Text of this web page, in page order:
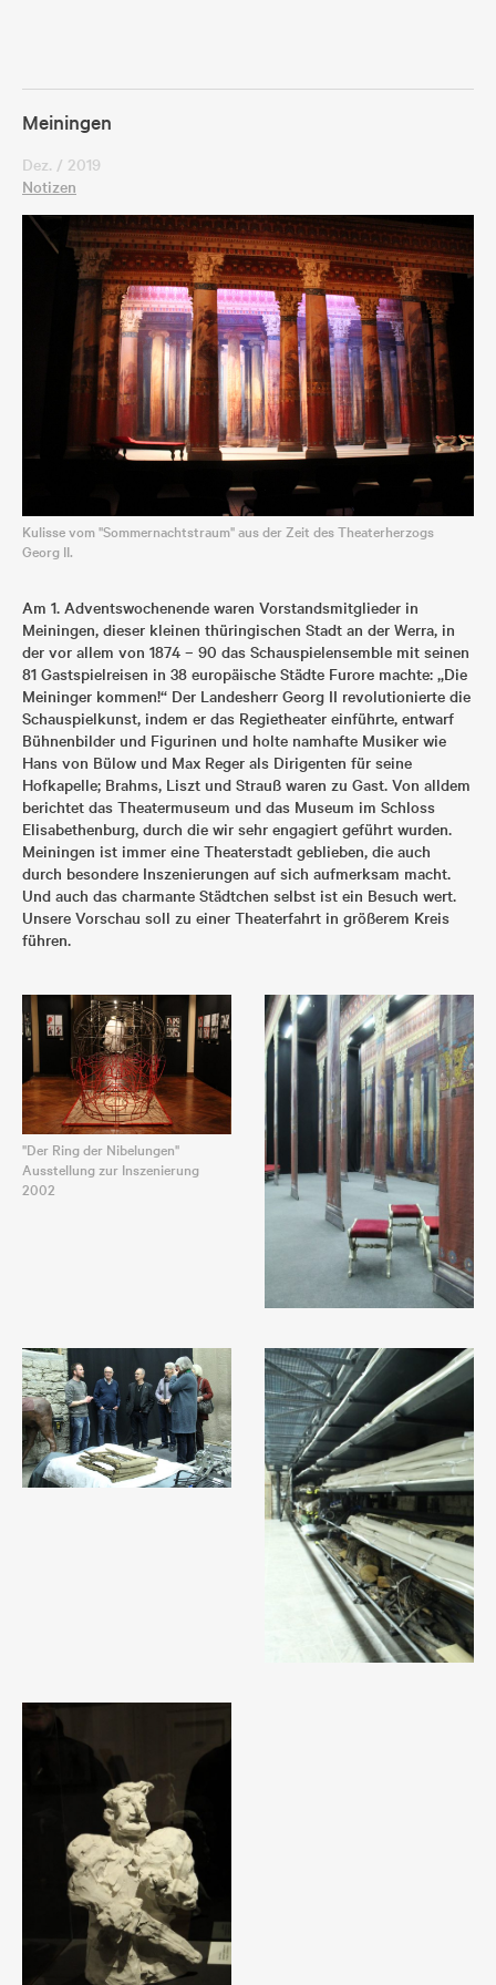
Meiningen
Dez. / 2019
Notizen
Kulisse vom "Sommernachtstraum" aus der Zeit des Theaterherzogs
Georg II.
Am 1. Adventswochenende waren Vorstandsmitglieder in
Meiningen, dieser kleinen thüringischen Stadt an der Werra, in
der vor allem von 1874 – 90 das Schauspielensemble mit seinen
81 Gastspielreisen in 38 europäische Städte Furore machte: „Die
Meininger kommen!“ Der Landesherr Georg II revolutionierte die
Schauspielkunst, indem er das Regietheater einführte, entwarf
Bühnenbilder und Figurinen und holte namhafte Musiker wie
Hans von Bülow und Max Reger als Dirigenten für seine
Hofkapelle; Brahms, Liszt und Strauß waren zu Gast. Von alldem
berichtet das Theatermuseum und das Museum im Schloss
Elisabethenburg, durch die wir sehr engagiert geführt wurden.
Meiningen ist immer eine Theaterstadt geblieben, die auch
durch besondere Inszenierungen auf sich aufmerksam macht.
Und auch das charmante Städtchen selbst ist ein Besuch wert.
Unsere Vorschau soll zu einer Theaterfahrt in größerem Kreis
führen.
"Der Ring der Nibelungen"
Ausstellung zur Inszenierung
2002